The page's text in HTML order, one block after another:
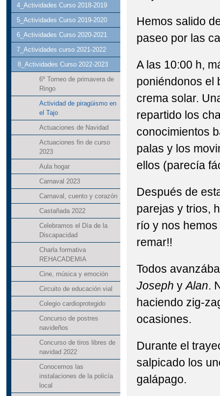
4_Actividades Curso 2018-2019
5_Actividades Curso 2019-2020
6_Actividades Curso 2020-2021
7_Actividades curso 2021-2022
8_Actividades Curso 2022-2023
6º Torneo de primavera de
Ringo
Actividad de piragüismo en
el Tajo
Actuaciones de Navidad
Actuaciones fin de curso
2023
Aula hogar
Carnaval 2023
Carnaval, cuento y corazón
Castañada 2022
Celebramos el Día de la
Discapacidad
Charla formativa
REHACADEMIA
Cine, música y emoción
Circuito de educación vial
Colegio cardioprotegido
Concurso de postres
navideños
Concurso de tiros libres de
navidad 2022
Conocemos las
instalaciones de la policía
local
Hemos salido
paseo por las
A las 10:00 h,
poniéndonos el
crema solar.
repartido los
conocimientos
palas y los
ellos (parecía
Después de
parejas y trios,
río y nos
remar!!
Todos
Joseph yAlan.
haciendo zig-
ocasiones.
Durante el
salpicado los
galápago.